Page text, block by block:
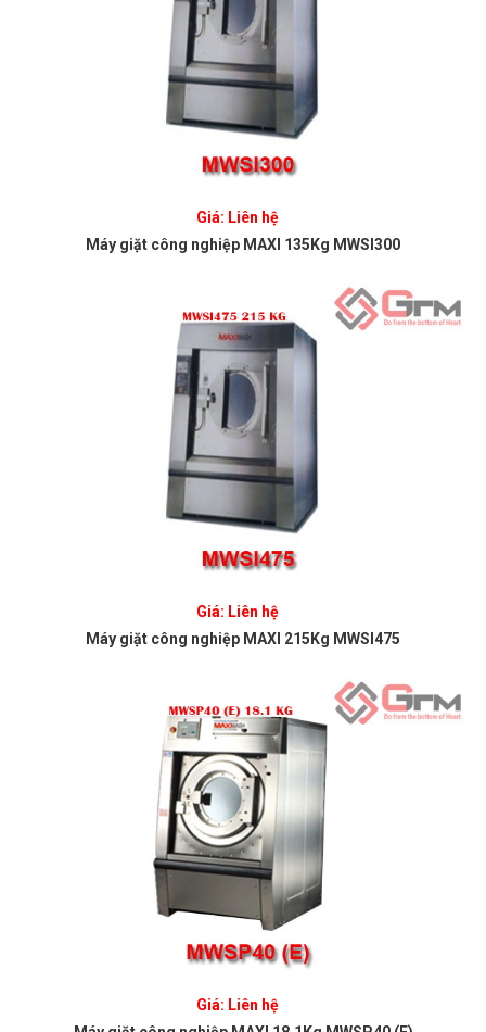
Giá: Liên hệ
Máy giặt công nghiệp MAXI 135Kg MWSI300
Giá: Liên hệ
Máy giặt công nghiệp MAXI 215Kg MWSI475
Giá: Liên hệ